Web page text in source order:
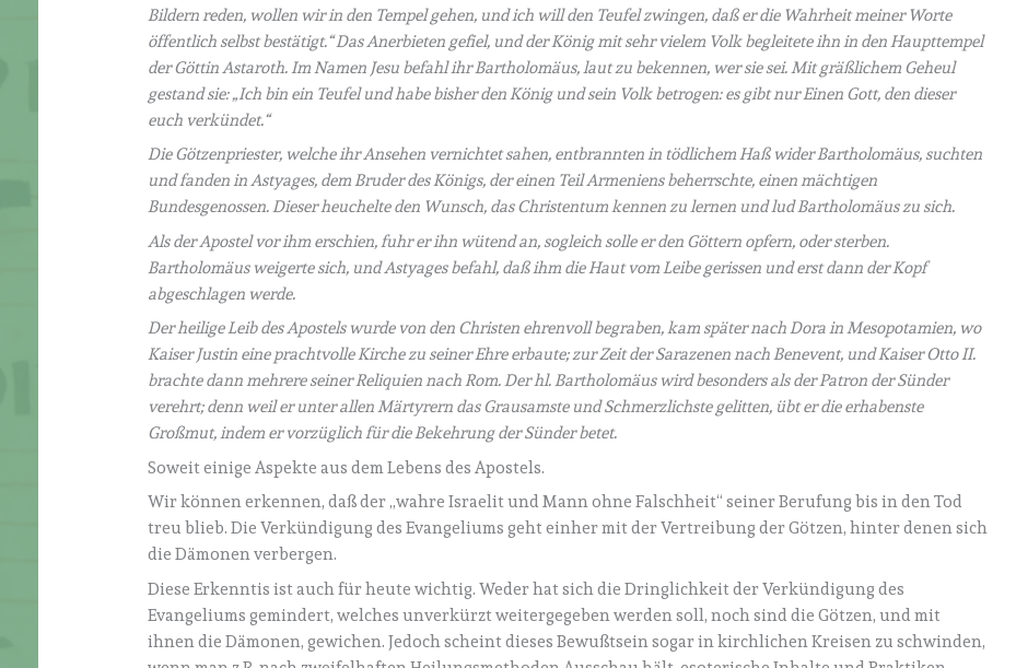
Bildern reden, wollen wir in den Tempel gehen, und ich will den Teufel zwingen, daß er die Wahrheit meiner Worte
öffentlich selbst bestätigt.“ Das Anerbieten gefiel, und der König mit sehr vielem Volk begleitete ihn in den Haupttempel
der Göttin Astaroth. Im Namen Jesu befahl ihr Bartholomäus, laut zu bekennen, wer sie sei. Mit gräßlichem Geheul
gestand sie: „Ich bin ein Teufel und habe bisher den König und sein Volk betrogen: es gibt nur Einen Gott, den dieser
euch verkündet.“
Die Götzenpriester, welche ihr Ansehen vernichtet sahen, entbrannten in tödlichem Haß wider Bartholomäus, suchten
und fanden in Astyages, dem Bruder des Königs, der einen Teil Armeniens beherrschte, einen mächtigen
Bundesgenossen. Dieser heuchelte den Wunsch, das Christentum kennen zu lernen und lud Bartholomäus zu sich.
Als der Apostel vor ihm erschien, fuhr er ihn wütend an, sogleich solle er den Göttern opfern, oder sterben.
Bartholomäus weigerte sich, und Astyages befahl, daß ihm die Haut vom Leibe gerissen und erst dann der Kopf
abgeschlagen werde.
Der heilige Leib des Apostels wurde von den Christen ehrenvoll begraben, kam später nach Dora in Mesopotamien, wo
Kaiser Justin eine prachtvolle Kirche zu seiner Ehre erbaute; zur Zeit der Sarazenen nach Benevent, und Kaiser Otto II.
brachte dann mehrere seiner Reliquien nach Rom. Der hl. Bartholomäus wird besonders als der Patron der Sünder
verehrt; denn weil er unter allen Märtyrern das Grausamste und Schmerzlichste gelitten, übt er die erhabenste
Großmut, indem er vorzüglich für die Bekehrung der Sünder betet.
Soweit einige Aspekte aus dem Lebens des Apostels.
Wir können erkennen, daß der „wahre Israelit und Mann ohne Falschheit“ seiner Berufung bis in den Tod
treu blieb. Die Verkündigung des Evangeliums geht einher mit der Vertreibung der Götzen, hinter denen sich
die Dämonen verbergen.
Diese Erkenntis ist auch für heute wichtig. Weder hat sich die Dringlichkeit der Verkündigung des
Evangeliums gemindert, welches unverkürzt weitergegeben werden soll, noch sind die Götzen, und mit
ihnen die Dämonen, gewichen. Jedoch scheint dieses Bewußtsein sogar in kirchlichen Kreisen zu schwinden,